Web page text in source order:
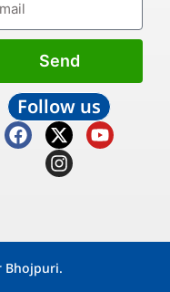
Send
Follow us
Bhojpuri.